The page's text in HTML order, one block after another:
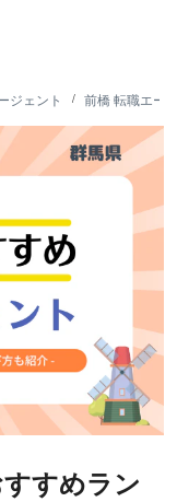
ジェント 前橋 転職エー
すめラン